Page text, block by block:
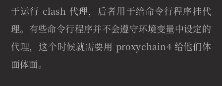
于运行 clash 代理，后者用于给命令行程序挂代
理。有些命令行程序并不会遵守环境变量中设定的
代理，这个时候就需要用 proxychain4 给他们体
面体面。